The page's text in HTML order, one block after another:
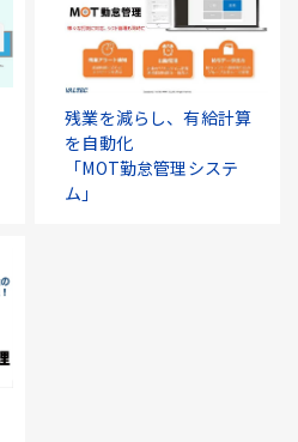
残業を減らし、有給計算
を自動化
「MOT勤怠管理システ
ム」